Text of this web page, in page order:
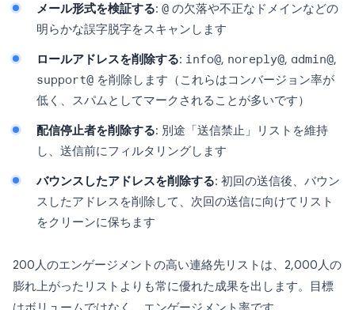
メール形式を検証する: @ の欠落や不正なドメインなどの
明らかな誤字脱字をスキャンします
ロールアドレスを削除する: info@, noreply@, admin@,
support@ を削除します（これらはコンバージョン率が
低く、スパムとしてマークされることが多いです）
配信停止者を削除する: 別途「送信禁止」リストを維持
し、送信前にフィルタリングします
バウンスしたアドレスを削除する: 初回の送信後、バウン
スしたアドレスを削除して、次回の送信に向けてリスト
をクリーンに保ちます
200人のエンゲージメントの高い連絡先リストは、2,000人の
膨れ上がったリストよりも常に優れた成果を出します。目標